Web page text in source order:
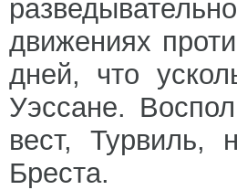
движениях
дней, что
Уэссане.
вест, Турвиль,
Бреста.